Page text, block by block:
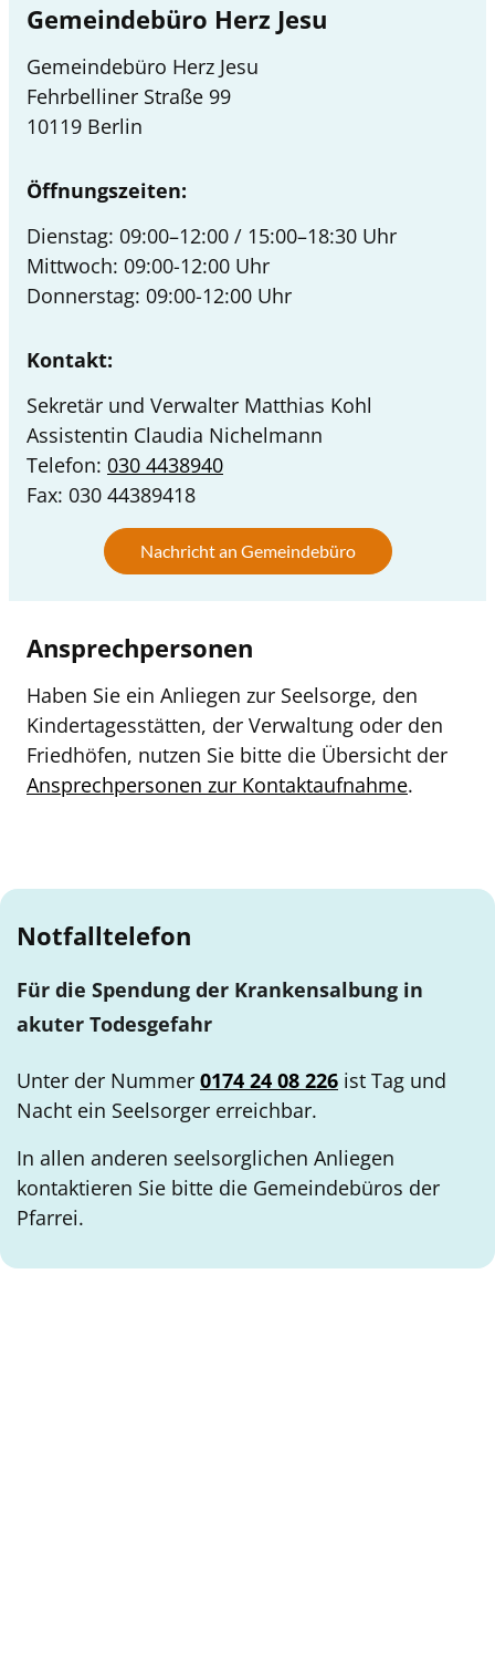
Gemeindebüro Herz Jesu
Gemeindebüro Herz Jesu
Fehrbelliner Straße 99
10119 Berlin
Öffnungszeiten:
Dienstag: 09:00–12:00 / 15:00–18:30 Uhr
Mittwoch: 09:00-12:00 Uhr
Donnerstag: 09:00-12:00 Uhr
Kontakt:
Sekretär und Verwalter Matthias Kohl
Assistentin Claudia Nichelmann
Telefon: 030 4438940
Fax: 030 44389418
Nachricht an Gemeindebüro
Ansprechpersonen
Haben Sie ein Anliegen zur Seelsorge, den
Kindertagesstätten, der Verwaltung oder den
Friedhöfen, nutzen Sie bitte die Übersicht der
Ansprechpersonen zur Kontaktaufnahme.
Notfalltelefon
Für die Spendung der Krankensalbung in
akuter Todesgefahr
Unter der Nummer 0174 24 08 226 ist Tag und
Nacht ein Seelsorger erreichbar.
In allen anderen seelsorglichen Anliegen
kontaktieren Sie bitte die Gemeindebüros der
Pfarrei.